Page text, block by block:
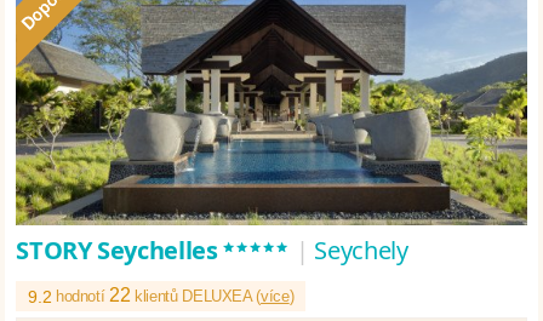
STORY Seychelles***** | Seychely
9.2 hodnotí22 klientů DELUXEA (více)